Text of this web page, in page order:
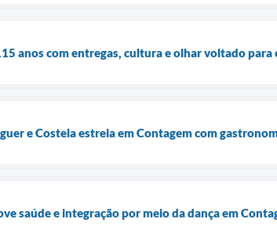
anos com entregas, cultura e olhar voltado
e Costela estreia em Contagem com
saúde e integração por meio da dança em